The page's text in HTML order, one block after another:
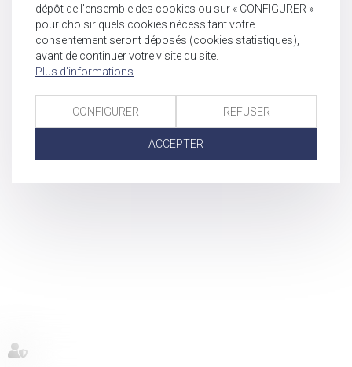
dépôt de l'ensemble des cookies ou sur « CONFIGURER »
pour choisir quels cookies nécessitant votre
consentement seront déposés (cookies statistiques),
avant de continuer votre visite du site.
Plus d'informations
CONFIGURER REFUSER
ACCEPTER